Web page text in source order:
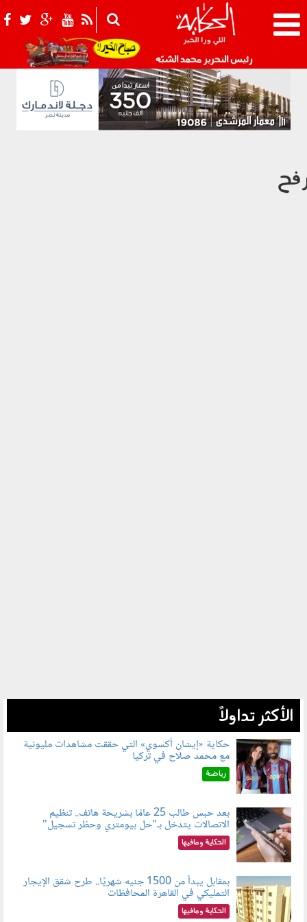
رئيس التحرير محمد الشبّه 021_2.png
الأكثر تداولاً
080802.jpg
حكاية «إيشان أكسوي» التي حققت مشاهدات مليونية
مع محمد صلاح في تركيا
رياضة
080803.jpg
بعد حبس طالب 25 عامًا بشريحة هاتف.. تنظيم
الاتصالات يتدخل بـ"حل بيومتري وحظر تسجيل"
الحكاية ومافيها
080801.jpg
بمقابل يبدأ من 1500 جنيه شهريًا.. طرح شقق الإيجار
التمليكي في القاهرة المحافظات
الحكاية ومافيها